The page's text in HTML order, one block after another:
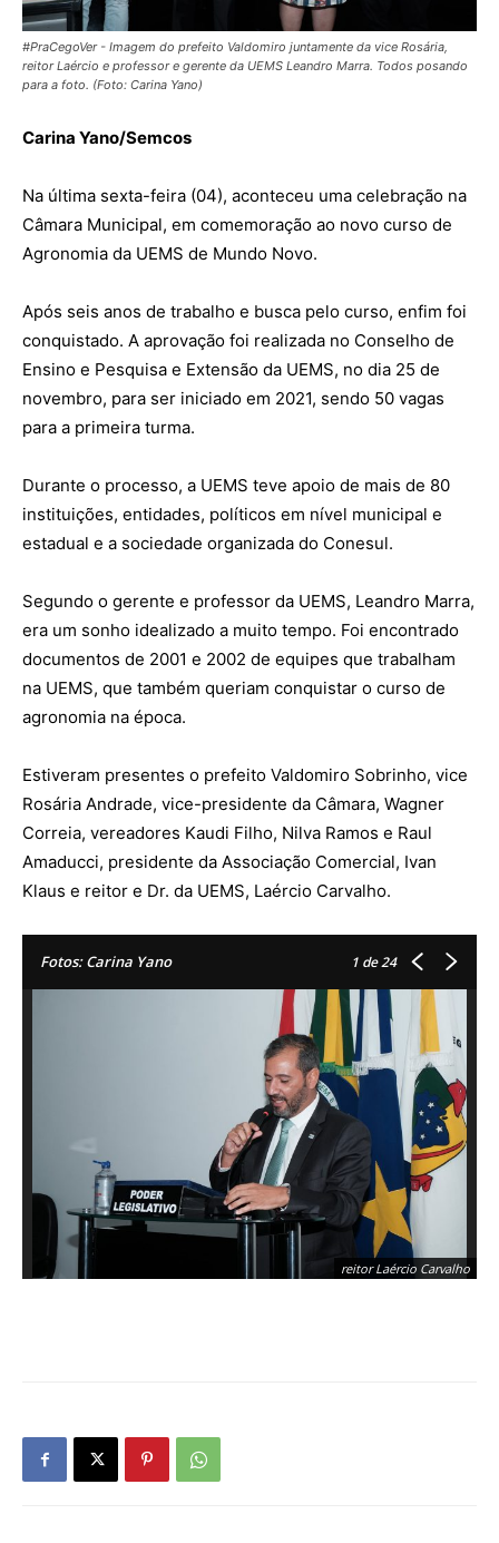
#PraCegoVer - Imagem do prefeito Valdomiro juntamente da vice Rosária,
reitor Laércio e professor e gerente da UEMS Leandro Marra. Todos posando
para a foto. (Foto: Carina Yano)
Carina Yano/Semcos
Na última sexta-feira (04), aconteceu uma celebração na
Câmara Municipal, em comemoração ao novo curso de
Agronomia da UEMS de Mundo Novo.
Após seis anos de trabalho e busca pelo curso, enfim foi
conquistado. A aprovação foi realizada no Conselho de
Ensino e Pesquisa e Extensão da UEMS, no dia 25 de
novembro, para ser iniciado em 2021, sendo 50 vagas
para a primeira turma.
Durante o processo, a UEMS teve apoio de mais de 80
instituições, entidades, políticos em nível municipal e
estadual e a sociedade organizada do Conesul.
Segundo o gerente e professor da UEMS, Leandro Marra,
era um sonho idealizado a muito tempo. Foi encontrado
documentos de 2001 e 2002 de equipes que trabalham
na UEMS, que também queriam conquistar o curso de
agronomia na época.
Estiveram presentes o prefeito Valdomiro Sobrinho, vice
Rosária Andrade, vice-presidente da Câmara, Wagner
Correia, vereadores Kaudi Filho, Nilva Ramos e Raul
Amaducci, presidente da Associação Comercial, Ivan
Klaus e reitor e Dr. da UEMS, Laércio Carvalho.
Fotos: Carina Yano 1 de 24
reitor Laércio Carvalho